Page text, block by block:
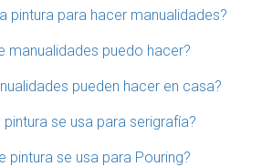
pintura para hacer manualidades?
manualidades puedo hacer?
pueden hacer en casa?
pintura se usa para serigrafía?
pintura se usa para Pouring?